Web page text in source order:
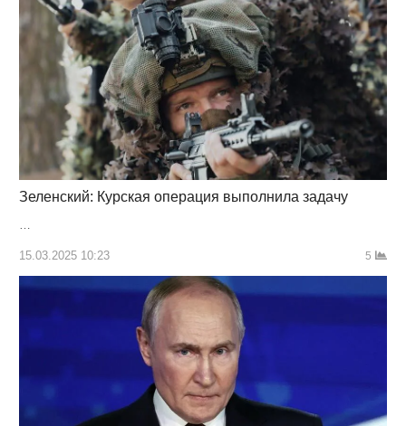
Зеленский: Курская операция выполнила задачу
15.03.2025 10:23 5